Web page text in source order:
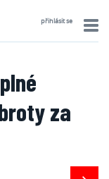
přihlásit se
za